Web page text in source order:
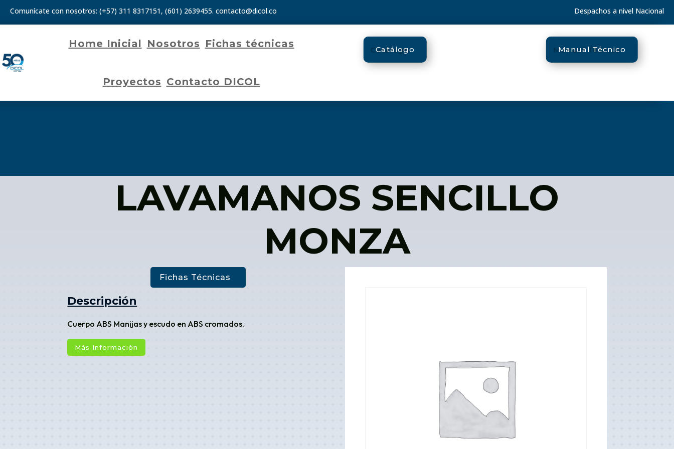
Comunícate con nosotros: (+57) 311 8317151, (601) 2639455. contacto@dicol.co Despachos a nivel Nacional
Home Inicial Nosotros Fichas técnicas
Proyectos Contacto DICOL
Catálogo Manual Técnico
LAVAMANOS SENCILLO
MONZA
Fichas Técnicas
Descripción
Cuerpo ABS Manijas y escudo en ABS cromados.
Más Información